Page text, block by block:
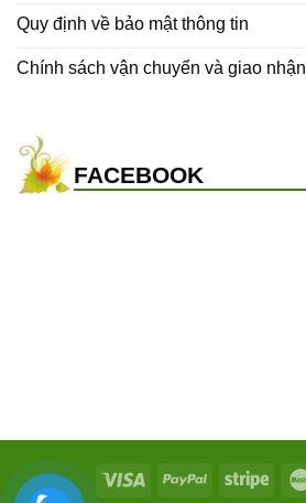
Quy định về bảo mật thông tin
Chính sách vận chuyển và giao nhận
FACEBOOK